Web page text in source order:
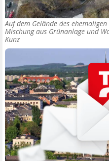
Auf dem Gelände des
Mischung aus Grünanlage und
Kunz